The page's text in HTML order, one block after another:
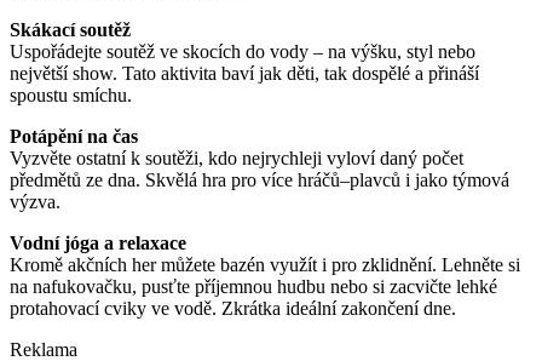
Skákací soutěž
Uspořádejte soutěž ve skocích do vody – na výšku, styl nebo
největší show. Tato aktivita baví jak děti, tak dospělé a přináší
spoustu smíchu.
Potápění na čas
Vyzvěte ostatní k soutěži, kdo nejrychleji vyloví daný počet
předmětů ze dna. Skvělá hra pro více hráčů–plavců i jako týmová
výzva.
Vodní jóga a relaxace
Kromě akčních her můžete bazén využít i pro zklidnění. Lehněte si
na nafukovačku, pusťte příjemnou hudbu nebo si zacvičte lehké
protahovací cviky ve vodě. Zkrátka ideální zakončení dne.
Reklama